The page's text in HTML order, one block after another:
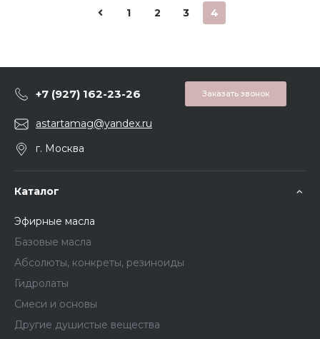
1 2 3 4
+7 (927) 162-23-26 Заказать звонок
astartamag@yandex.ru
г. Москва
Каталог
Эфирные масла
Базовые масла
Абсолюты, конкреты, резиноиды
Гидролаты
Смеси и основы
Другие душистые вещества